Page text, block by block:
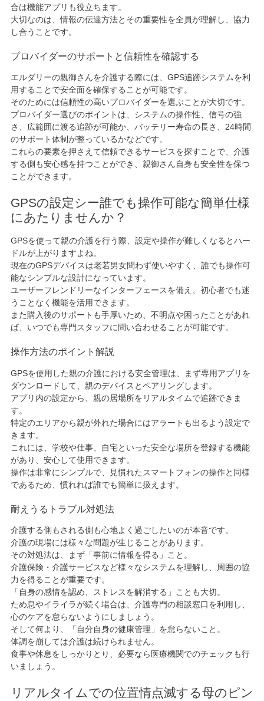
合は機能アプリも役立ちます。
大切なのは、情報の伝達方法とその重要性を全員が理解し、協力
し合うことです。
プロバイダーのサポートと信頼性を確認する
エルダリーの親御さんを介護する際には、GPS追跡システムを利
用することで安全面を確保することが可能です。
そのためには信頼性の高いプロバイダーを選ぶことが大切です。
プロバイダー選びのポイントは、システムの操作性、信号の強
さ、広範囲に渡る追跡が可能か、バッテリー寿命の長さ、24時間
のサポート体制が整っているかなどです。
これらの要素を押さえて信頼できるサービスを探すことで、介護
する側も安心感を持つことができ、親御さん自身も安全性を保つ
ことができます。
GPSの設定シー誰でも操作可能な簡単仕様
にあたりませんか？
GPSを使って親の介護を行う際、設定や操作が難しくなるとハー
ドルが上がりますよね。
現在のGPSデバイスは老若男女問わず使いやすく、誰でも操作可
能なシンプルな設計になっています。
ユーザーフレンドリーなインターフェースを備え、初心者でも迷
うことなく機能を活用できます。
また購入後のサポートも手厚いため、不明点や困ったことがあれ
ば、いつでも専門スタッフに問い合わせることが可能です。
操作方法のポイント解説
GPSを使用した親の介護における安全管理は、まず専用アプリを
ダウンロードして、親のデバイスとペアリングします。
アプリ内の設定から、親の居場所をリアルタイムで追跡できま
す。
特定のエリアから親が外れた場合にはアラートも出るよう設定で
きます。
これには、学校や仕事、自宅といった安全な場所を登録する機能
があり、安心して使用できます。
操作は非常にシンプルで、見慣れたスマートフォンの操作と同様
であるため、慣れれば誰でも簡単に扱えます。
耐えうるトラブル対処法
介護する側もされる側も心地よく過ごしたいのが本音です。
介護の現場には様々な問題が生じることがあります。
その対処法は、まず「事前に情報を得る」こと。
介護保険・介護サービスなど様々なシステムを理解し、周囲の協
力を得ることが重要です。
「自身の感情を認め、ストレスを解消する」ことも大切。
ため息やイライラが続く場合は、介護専門の相談窓口を利用し、
心のケアを怠らないようにしましょう。
そして何より、「自分自身の健康管理」を怠らないこと。
体調を崩しては介護は続けられません。
食事や休息をしっかりとり、必要なら医療機関でのチェックも行
いましょう。
リアルタイムでの位置情点滅する母のピン